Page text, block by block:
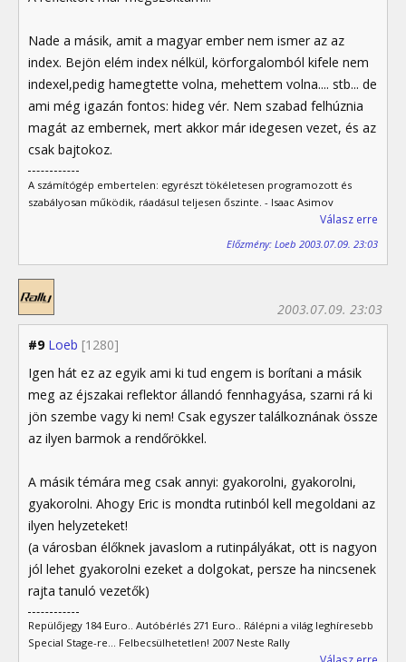
Nade a másik, amit a magyar ember nem ismer az az
index. Bejön elém index nélkül, körforgalomból kifele nem
indexel,pedig hamegtette volna, mehettem volna.... stb... de
ami még igazán fontos: hideg vér. Nem szabad felhúznia
magát az embernek, mert akkor már idegesen vezet, és az
csak bajtokoz.
A számítógép embertelen: egyrészt tökéletesen programozott és
szabályosan működik, ráadásul teljesen őszinte. - Isaac Asimov
Válasz erre
Előzmény: Loeb 2003.07.09. 23:03
#9 Loeb [1280]
2003.07.09. 23:03
Igen hát ez az egyik ami ki tud engem is borítani a másik
meg az éjszakai reflektor állandó fennhagyása, szarni rá ki
jön szembe vagy ki nem! Csak egyszer találkoznának össze
az ilyen barmok a rendőrökkel.
A másik témára meg csak annyi: gyakorolni, gyakorolni,
gyakorolni. Ahogy Eric is mondta rutinból kell megoldani az
ilyen helyzeteket!
(a városban élőknek javaslom a rutinpályákat, ott is nagyon
jól lehet gyakorolni ezeket a dolgokat, persze ha nincsenek
rajta tanuló vezetők)
Repülőjegy 184 Euro.. Autóbérlés 271 Euro.. Rálépni a világ leghíresebb
Special Stage-re... Felbecsülhetetlen! 2007 Neste Rally